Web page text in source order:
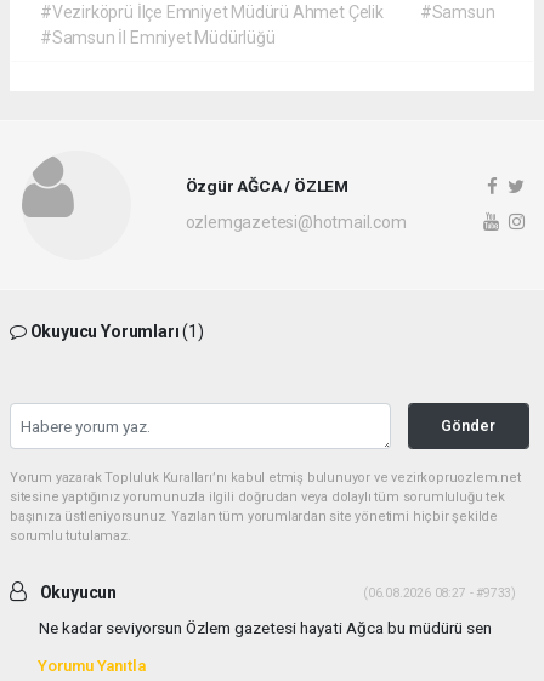
#Vezirköprü İlçe Emniyet Müdürü Ahmet Çelik
#Samsun
#Samsun İl Emniyet Müdürlüğü
Özgür AĞCA / ÖZLEM
ozlemgazetesi@hotmail.com
Okuyucu Yorumları(1)
Gönder
Yorum yazarak Topluluk Kuralları’nı kabul etmiş bulunuyor ve vezirkopruozlem.net
sitesine yaptığınız yorumunuzla ilgili doğrudan veya dolaylı tüm sorumluluğu tek
başınıza üstleniyorsunuz. Yazılan tüm yorumlardan site yönetimi hiçbir şekilde
sorumlu tutulamaz.
Okuyucun (06.08.2026 08:27 - #9733)
Ne kadar seviyorsun Özlem gazetesi hayati Ağca bu müdürü sen
Yorumu Yanıtla